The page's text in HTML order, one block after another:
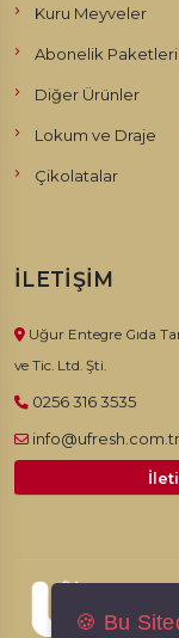
Kuru Meyveler
Abonelik Paketleri
Diğer Ürünler
Lokum ve Draje
Çikolatalar
İLETIŞIM
Uğur Entegre Gıda
ve Tic. Ltd. Şti.
0256 316 3535
info@ufresh.com.tr
©
🍪 Bu